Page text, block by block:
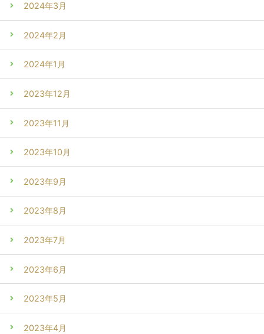
2024年3月
2024年2月
2024年1月
2023年12月
2023年11月
2023年10月
2023年9月
2023年8月
2023年7月
2023年6月
2023年5月
2023年4月